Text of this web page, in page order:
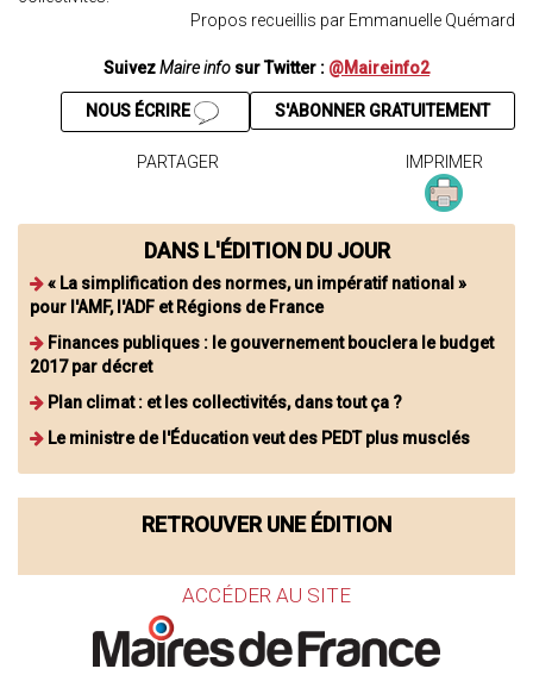
Propos recueillis par Emmanuelle Quémard
SuivezMaire info sur Twitter : @Maireinfo2
S'ABONNER GRATUITEMENT
NOUS ÉCRIRE
PARTAGER IMPRIMER
DANS L'ÉDITION DU JOUR
« La simplification des normes, un impératif national »
pour l'AMF, l'ADF et Régions de France
Finances publiques : le gouvernement bouclera le budget
2017 par décret
Plan climat : et les collectivités, dans tout ça ?
Le ministre de l'Éducation veut des PEDT plus musclés
RETROUVER UNE ÉDITION
ACCÉDER AU SITE